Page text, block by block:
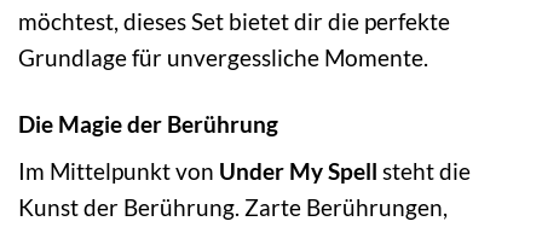
möchtest, dieses Set bietet dir die perfekte
Grundlage für unvergessliche Momente.
Die Magie der Berührung
Im Mittelpunkt von Under My Spell steht die
Kunst der Berührung. Zarte Berührungen,